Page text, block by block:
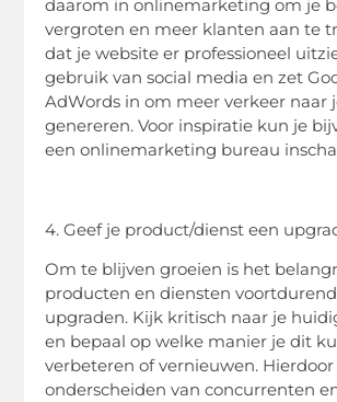
daarom in onlinemarketing om je
vergroten en meer klanten aan te
dat je website er professioneel
gebruik van social media en zet
AdWords in om meer verkeer naar
genereren. Voor inspiratie kun je
een onlinemarketing bureau
4. Geef je product/dienst een
Om te blijven groeien is het
producten en diensten
upgraden. Kijk kritisch naar je
en bepaal op welke manier je dit
verbeteren of vernieuwen.
onderscheiden van concurrenten